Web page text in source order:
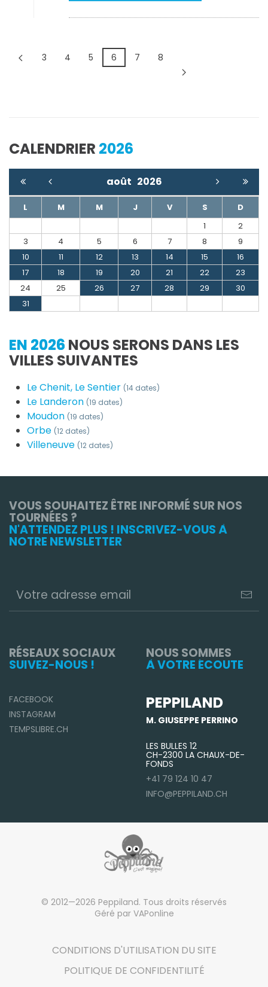
3 4 5 6 7 8
CALENDRIER 2026
août 2026
L M M J V S
D
1
2
3
4 5 6 7 8
9
10
11 12 13 14 15
16
17
18 19 20 21 22
23
24
25 26 27 28 29
30
31
EN 2026 NOUS SERONS DANS LES
VILLES SUIVANTES
Le Chenit, Le Sentier (14 dates)
Le Landeron (19 dates)
Moudon (19 dates)
Orbe (12 dates)
Villeneuve (12 dates)
VOUS SOUHAITEZ ÊTRE INFORMÉ SUR NOS
TOURNÉES ?
N'ATTENDEZ PLUS ! INSCRIVEZ-VOUS À
NOTRE NEWSLETTER
RÉSEAUX SOCIAUX
SUIVEZ-NOUS !
FACEBOOK
INSTAGRAM
TEMPSLIBRE.CH
NOUS SOMMES
À VOTRE ÉCOUTE
PEPPILAND
M. GIUSEPPE PERRINO
LES BULLES 12
CH-2300 LA CHAUX-DE-
FONDS
+41 79 124 10 47
INFO@PEPPILAND.CH
© 2012—2026 Peppiland. Tous droits réservés
Géré par VAPonline
CONDITIONS D'UTILISATION DU SITE
POLITIQUE DE CONFIDENTILITÉ